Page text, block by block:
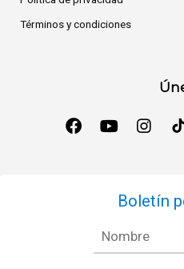
Términos y condiciones
Boletín